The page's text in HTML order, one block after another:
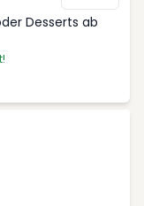
Desserts ab